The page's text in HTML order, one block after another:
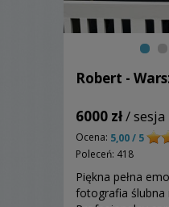
Robert -
6000 zł/ sesja
Ocena: 5,00 / 5
Poleceń: 418
Piękna pełna
fotografia ślubna